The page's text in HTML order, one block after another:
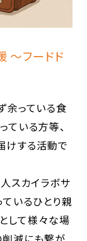
～フードド
余っている食
ている方等、
けする活動で
スカイラボサ
ているひとり親
して様々な場